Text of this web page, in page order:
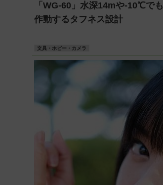
「WG-60」水深14mや-10℃でも
作動するタフネス設計
文具・ホビー・カメラ